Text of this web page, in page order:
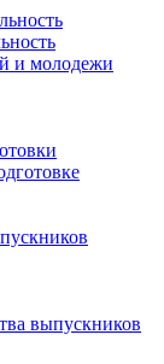
и молодежи
выпускников